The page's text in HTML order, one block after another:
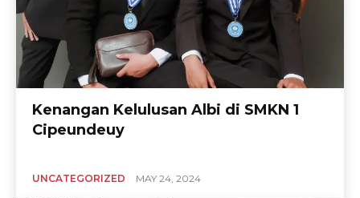
Kenangan Kelulusan Albi di SMKN 1
Cipeundeuy
UNCATEGORIZED MAY 24, 2024